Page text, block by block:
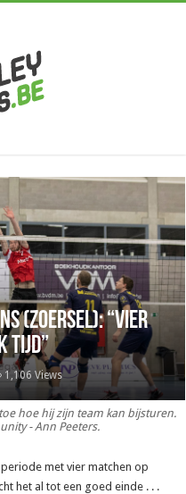
(Zoersel): “Vier
tijd”
1,106 Views
hoe hij zijn team kan bijsturen.
- Ann Peeters.
met vier matchen op
het al tot een goed einde . . .